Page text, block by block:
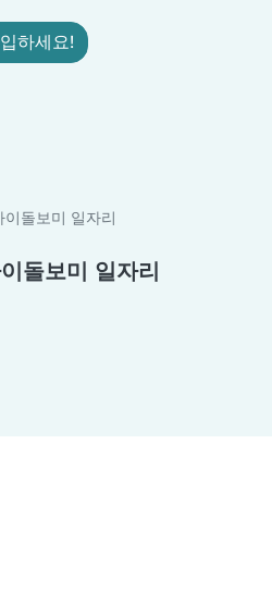
하세요!
이돌보미 일자리
돌보미 일자리